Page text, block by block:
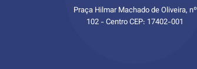
Praça Hilmar Machado de Oliveira, nº
102 - Centro CEP: 17402-001